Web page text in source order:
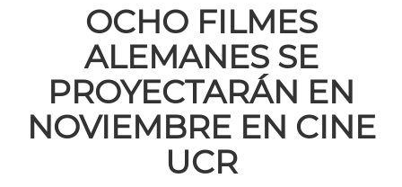
navegación
OCHO FILMES
ALEMANES SE
PROYECTARÁN EN
NOVIEMBRE EN CINE
UCR